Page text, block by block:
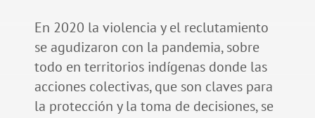
En 2020 la violencia y el reclutamiento
se agudizaron con la pandemia, sobre
todo en territorios indígenas donde las
acciones colectivas, que son claves para
la protección y la toma de decisiones, se